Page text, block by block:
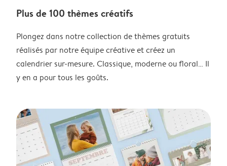
Plus de 100 thèmes créatifs
Plongez dans notre collection de thèmes gratuits
réalisés par notre équipe créative et créez un
calendrier sur-mesure. Classique, moderne ou floral… Il
y en a pour tous les goûts.